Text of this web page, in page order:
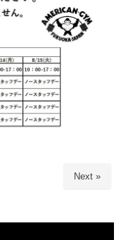
Next »